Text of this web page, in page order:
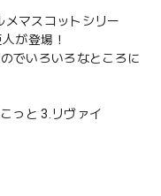
メマスコットシリー
が登場！
でいろいろなところに
っと 3.リヴァイ